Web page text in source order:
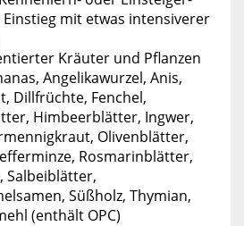
Einstieg mit etwas intensiverer
Kräuter und Pflanzen
Angelikawurzel, Anis,
Dillfrüchte, Fenchel,
Himbeerblätter, Ingwer,
Olivenblätter,
Rosmarinblätter,
Salbeiblätter,
Süßholz, Thymian,
(enthält OPC)